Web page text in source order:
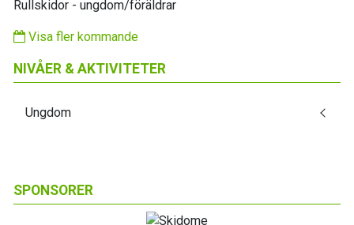
Rullskidor - ungdom/föräldrar
Visa fler kommande
NIVÅER & AKTIVITETER
Ungdom
SPONSORER